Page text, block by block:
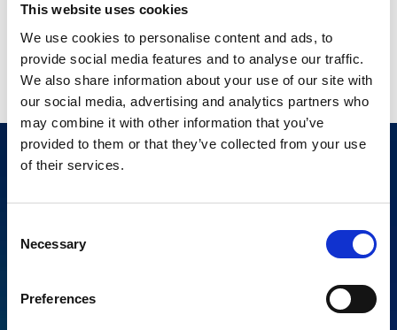
This website uses cookies
We use cookies to personalise content and ads, to
provide social media features and to analyse our traffic.
We also share information about your use of our site with
our social media, advertising and analytics partners who
may combine it with other information that you’ve
provided to them or that they’ve collected from your use
of their services.
Selection
Necessary
Preferences
La Commissione europea stima che saranno
necessari 275 miliardi di euro di investimenti annui
entro il 2030, con possibilità di attingere ai fondi UE
per supportare la transizione energetica.
Hai un progetto da realizzare?
trovare la soluzione perfetta per te!